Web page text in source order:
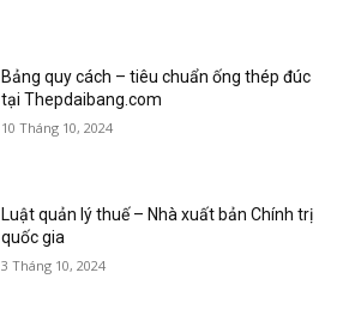
Bảng quy cách – tiêu chuẩn ống thép đúc
tại Thepdaibang.com
10 Tháng 10, 2024
Luật quản lý thuế – Nhà xuất bản Chính trị
quốc gia
3 Tháng 10, 2024